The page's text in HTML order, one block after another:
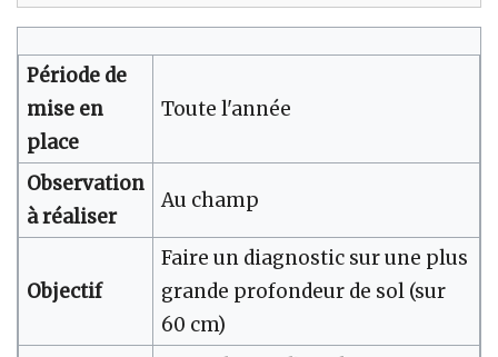
Période de
mise en
place
Toute l'année
Observation
à réaliser
Au champ
Objectif
Faire un diagnostic sur une plus
grande profondeur de sol (sur
60 cm)